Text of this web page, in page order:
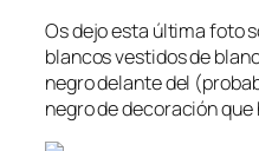
Os dejo esta última foto
blancos vestidos de
negro delante del
negro de decoración que